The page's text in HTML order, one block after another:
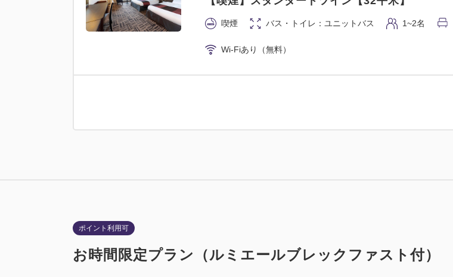
喫煙 バス・トイレ：ユニットバス 1~2名
Wi-Fiあり（無料）
ポイント利用可
お時間限定プラン（ルミエールブレックファスト付）